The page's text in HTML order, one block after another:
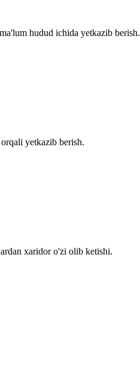
hudud ichida yetkazib berish.
yetkazib berish.
xaridor o'zi olib ketishi.